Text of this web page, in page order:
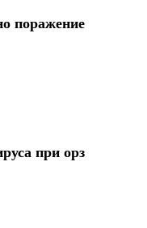
поражение
при орз